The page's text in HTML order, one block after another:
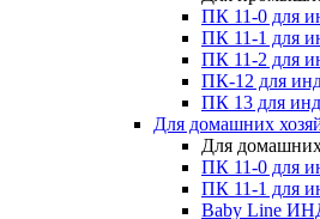
ПК 11-0 для
ПК 11-1 для
ПК 11-2 для
ПК-12 для
ПК 13 для
Для домашних
Для домашних
ПК 11-0 для
ПК 11-1 для
Baby Line